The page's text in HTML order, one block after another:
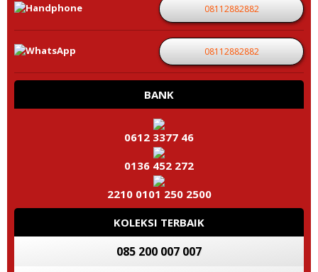
08112882882
08112882882
BANK
0612 3377 46
0136 452 272
2210 0101 250 2500
KOLEKSI TERBAIK
085 200 007 007